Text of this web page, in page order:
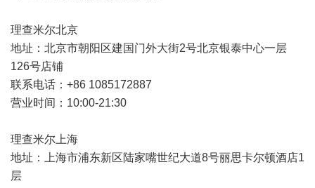
理查米尔北京
地址：北京市朝阳区建国门外大街2号北京银泰中心一层
126号店铺
联系电话：+86 1085172887
营业时间：10:00-21:30
理查米尔上海
地址：上海市浦东新区陆家嘴世纪大道8号丽思卡尔顿酒店1
层